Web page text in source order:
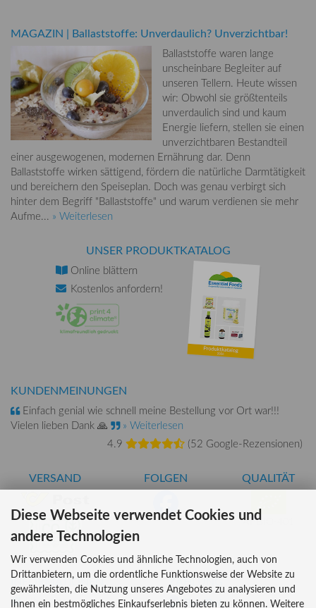
MAGAZIN | Ballaststoffe: Unverdaulich? Unverzichtbar!
Ballaststoffe waren lange
unscheinbare Begleiter auf
unseren Tellern. Heute wissen
wir: Obwohl sie größtenteils
unverdaulich sind und kaum
Energie liefern, stellen sie einen
unverzichtbaren Bestandteil
einer ausgewogenen, modernen Ernährung dar. Denn
Ballaststoffe wirken sättigend, fördern die natürliche Darmtätigkeit
und bereichern den Speiseplan. Doch was genau verbirgt sich
hinter dem Begriff "Ballaststoffe" und warum verdienen sie mehr
Aufme... » Weiterlesen
UNSER PRODUKTKATALOG
Online blättern
Kostenlos anfordern!
KUNDENMEINUNGEN
Einfach genial wie schnell meine Bestellung vor Ort war!!!
Vielen lieben Dank 🙏
» Weiterlesen
4.9
(52 Google-Rezensionen)
VERSAND FOLGEN QUALITÄT
AT-BIO-401
INFORMATIONEN
Über uns
ZAHLUNG
Diese Webseite verwendet Cookies und
andere Technologien
Wir verwenden Cookies und ähnliche Technologien, auch von
Drittanbietern, um die ordentliche Funktionsweise der Website zu
gewährleisten, die Nutzung unseres Angebotes zu analysieren und
Ihnen ein bestmögliches Einkaufserlebnis bieten zu können. Weitere